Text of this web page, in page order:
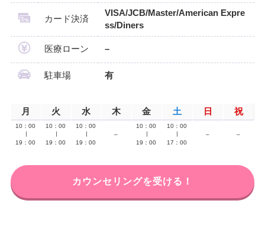
カード決済
VISA/JCB/Master/American Expre
ss/Diners
医療ローン –
駐車場 有
月 火 水 木 金 土 日 祝
10：00
19：00
10：00
19：00
10：00
19：00
–
10：00
19：00
10：00
17：00
– –
カウンセリングを受ける！